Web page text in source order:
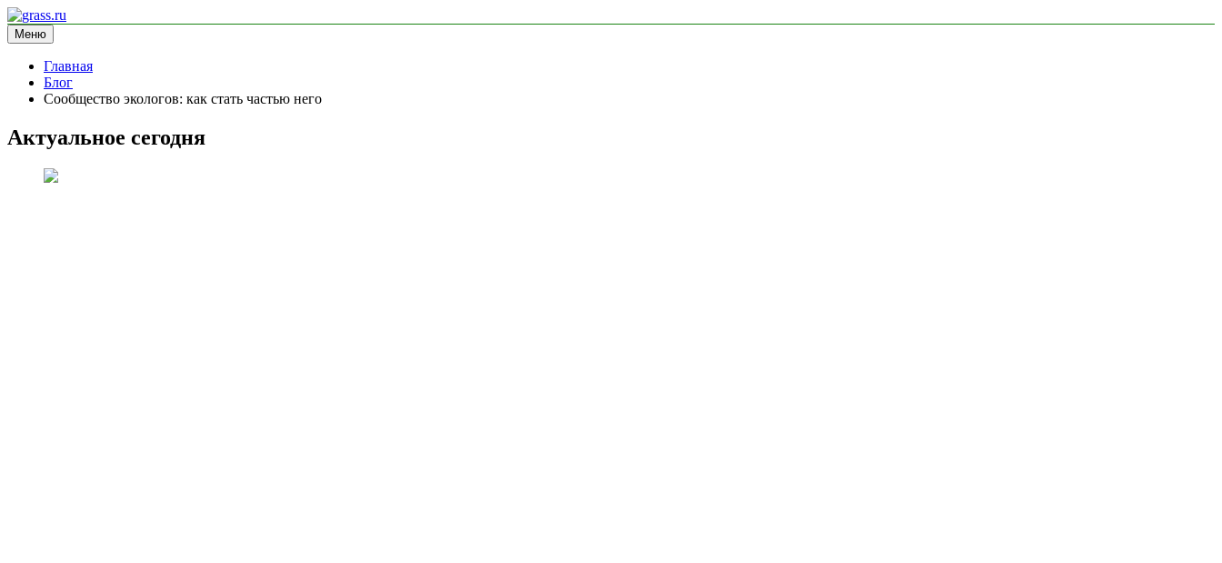
Перейти
к
содержимому
grass.ru
блог про экологию
Меню
Главная
Блог
Сообщество экологов: как стать частью него
Актуальное сегодня